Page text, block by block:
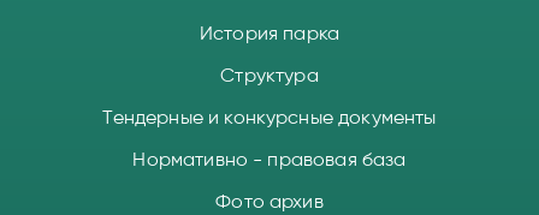
История парка
Структура
Тендерные и конкурсные документы
Нормативно - правовая база
Фото архив